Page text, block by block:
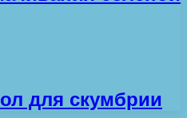
для скумбрии